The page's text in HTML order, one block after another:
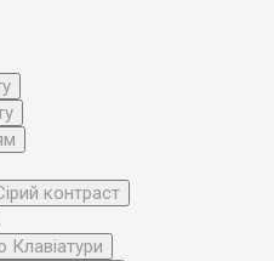
контраст
Клавіатури